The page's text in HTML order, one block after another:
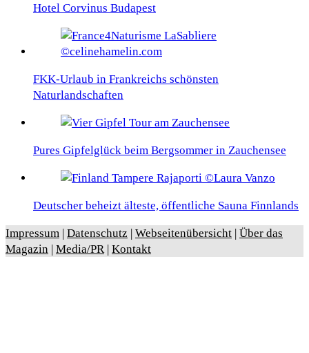
Hotel Corvinus Budapest
FKK-Urlaub in Frankreichs schönsten
Naturlandschaften
Pures Gipfelglück beim Bergsommer in Zauchensee
Deutscher beheizt älteste, öffentliche Sauna Finnlands
Impressum | Datenschutz | Webseitenübersicht | Über das
Magazin | Media/PR | Kontakt